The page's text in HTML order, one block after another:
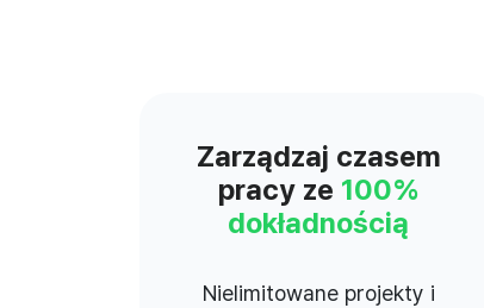
Zarządzaj czasem
pracy ze 100%
dokładnością
Nielimitowane projekty i